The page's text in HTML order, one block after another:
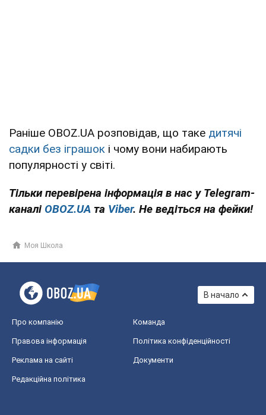
Раніше OBOZ.UA розповідав, що таке дитячі
садки без іграшок і чому вони набирають
популярності у світі.
Тільки перевірена інформація в нас у Telegram-
каналі OBOZ.UA та Viber. Не ведіться на фейки!
Моя Школа
В начало
Про компанію Команда
Правова інформація Політика конфіденційності
Реклама на сайті Документи
Редакційна політика